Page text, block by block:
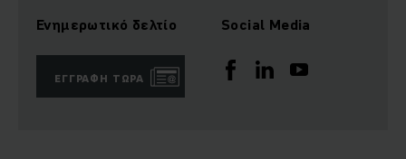
Ενημερωτικό δελτίο
ΕΓΓΡΑΦΉ ΤΏΡΑ
Social Media